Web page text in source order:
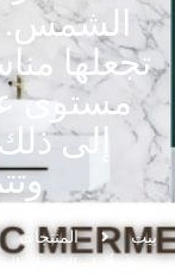
الشمس.
تجعلها
مستوى
إلى
بيت المنتجات
توفر ألواح الجدران